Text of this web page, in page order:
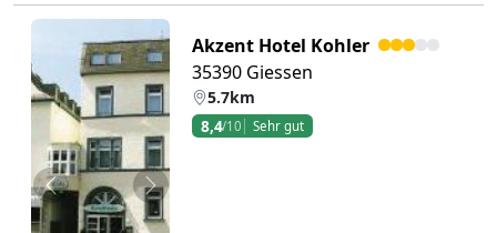
Zurück Weiter
Akzent Hotel Kohler
35390 Giessen
5.7km
8,4/10 Sehr gut